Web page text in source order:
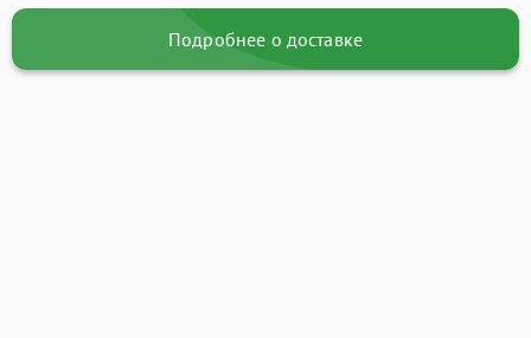
Подробнее о доставке